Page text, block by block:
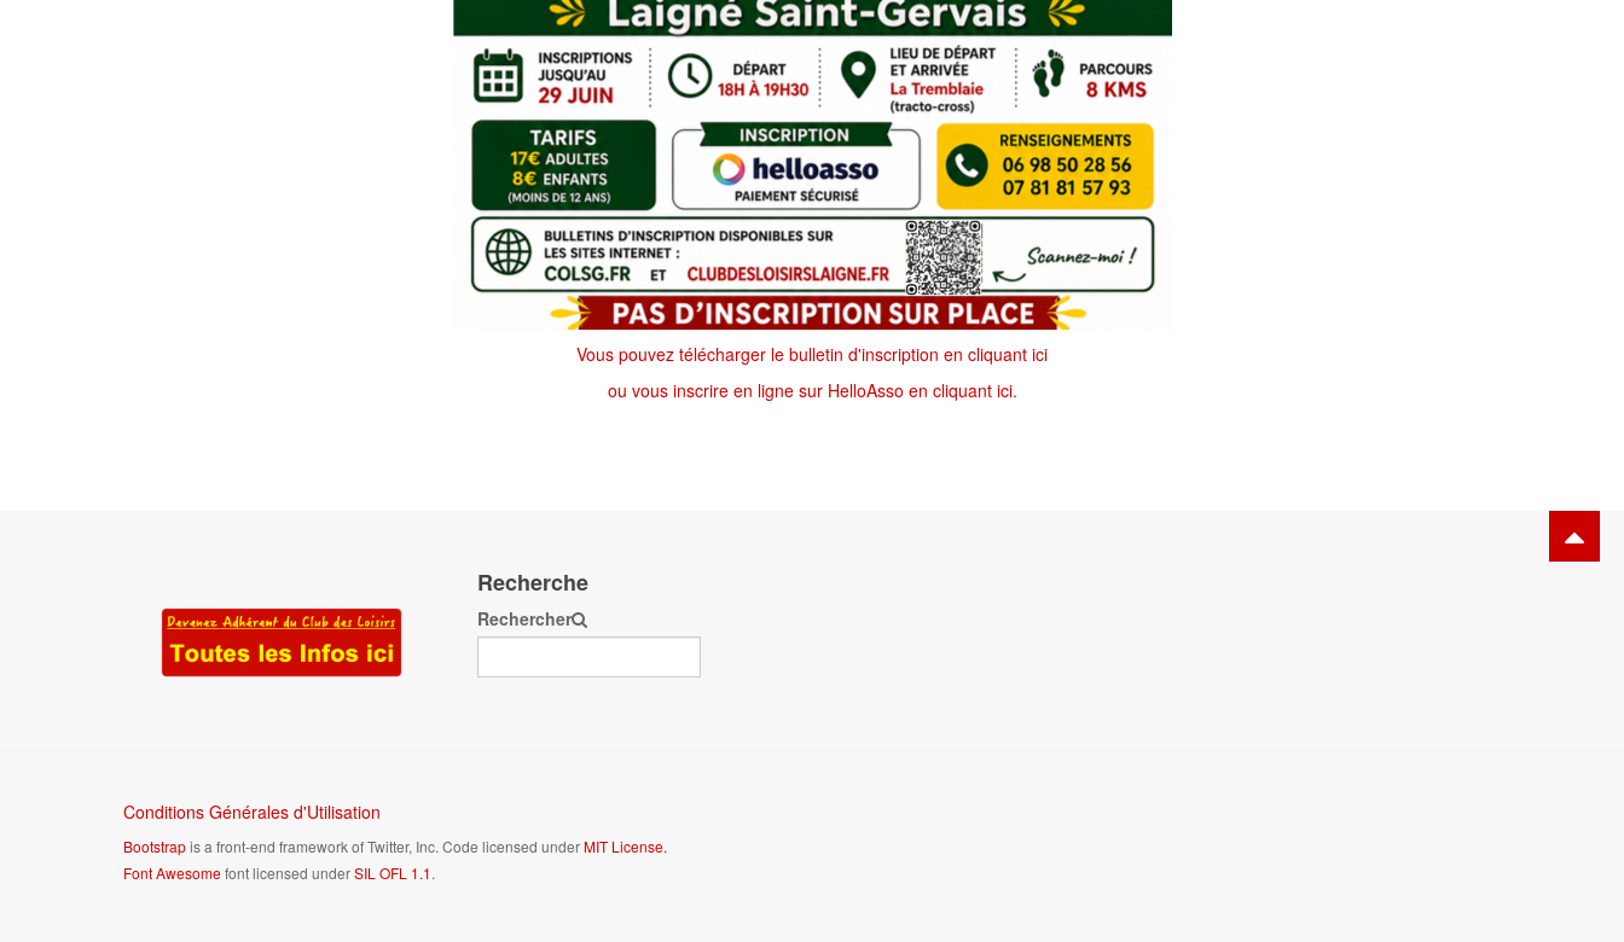
Vous pouvez télécharger le bulletin d'inscription en cliquant ici
ou vous inscrire en ligne sur HelloAsso en cliquant ici.
Recherche
Rechercher
Conditions Générales d'Utilisation
Bootstrapis a front-end framework of Twitter, Inc. Code licensed underMIT License.
Font Awesomefont licensed underSIL OFL 1.1.